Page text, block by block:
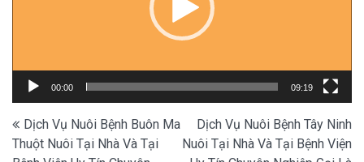
00:00 09:19
Điều
hướng
Dịch Vụ Nuôi Bệnh Buôn Ma
Thuột Nuôi Tại Nhà Và Tại
Dịch Vụ Nuôi Bệnh Tây Ninh
Nuôi Tại Nhà Và Tại Bệnh Viện